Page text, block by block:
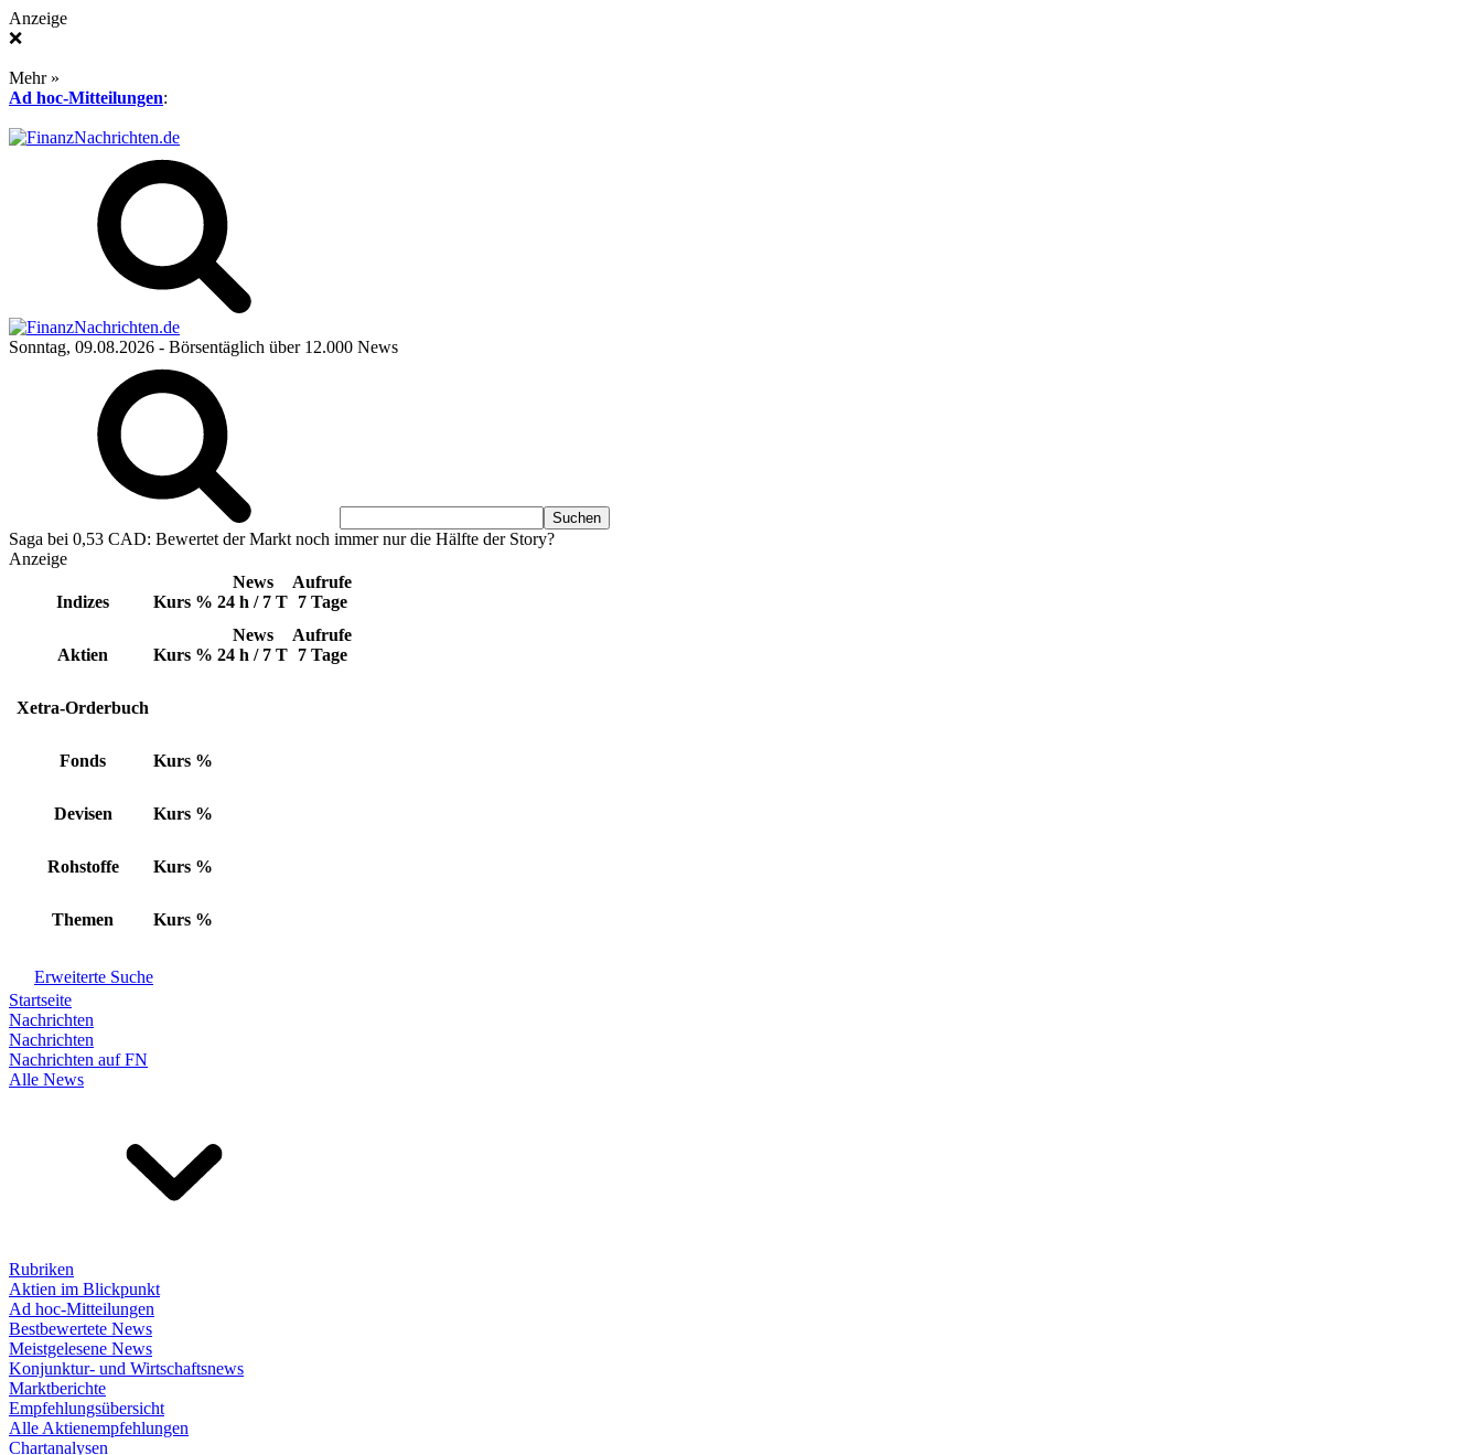
Anzeige
❌
Mehr »
Ad hoc-Mitteilungen:
Sonntag, 09.08.2026 - Börsentäglich über 12.000 News
Saga bei 0,53 CAD: Bewertet der Markt noch immer nur die Hälfte der Story?
Anzeige
Indizes Kurs %
News
24 h / 7 T
Aufrufe
7 Tage
Aktien Kurs %
News
24 h / 7 T
Aufrufe
7 Tage
Xetra-Orderbuch
Fonds Kurs %
Devisen Kurs %
Rohstoffe Kurs %
Themen Kurs %
Erweiterte Suche
Startseite
Nachrichten
Nachrichten
Nachrichten auf FN
Alle News
Rubriken
Aktien im Blickpunkt
Ad hoc-Mitteilungen
Bestbewertete News
Meistgelesene News
Konjunktur- und Wirtschaftsnews
Marktberichte
Empfehlungsübersicht
Alle Aktienempfehlungen
Chartanalysen